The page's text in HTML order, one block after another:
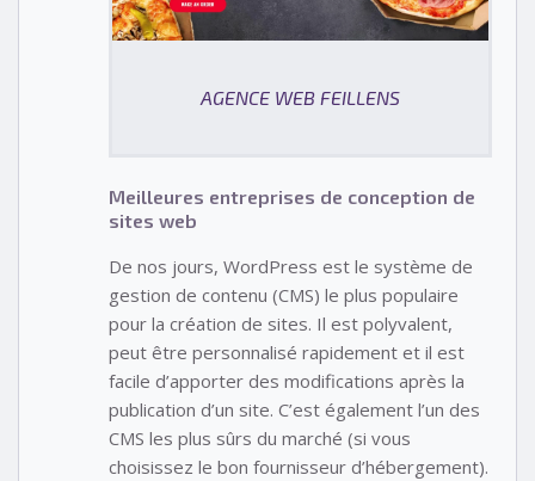
AGENCE WEB FEILLENS
Meilleures entreprises de conception de
sites web
De nos jours, WordPress est le système de
gestion de contenu (CMS) le plus populaire
pour la création de sites. Il est polyvalent,
peut être personnalisé rapidement et il est
facile d’apporter des modifications après la
publication d’un site. C’est également l’un des
CMS les plus sûrs du marché (si vous
choisissez le bon fournisseur d’hébergement).